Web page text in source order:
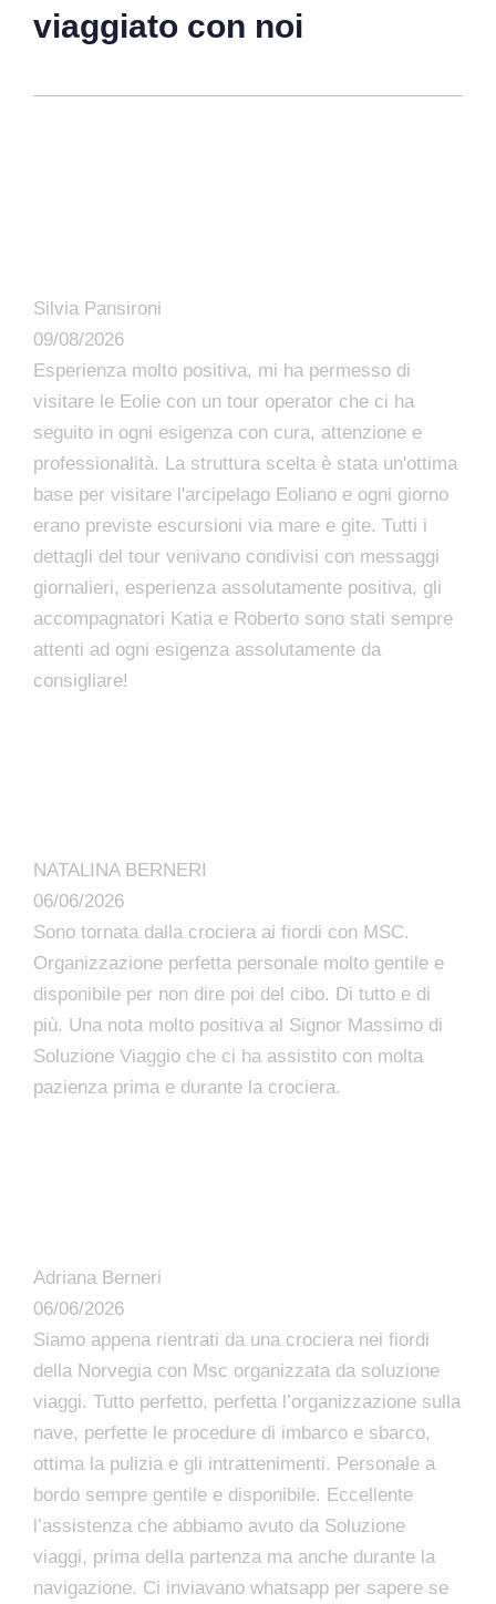
viaggiato con noi
Silvia Pansironi
09/08/2026
Esperienza molto positiva, mi ha permesso di
visitare le Eolie con un tour operator che ci ha
seguito in ogni esigenza con cura, attenzione e
professionalità. La struttura scelta è stata un'ottima
base per visitare l'arcipelago Eoliano e ogni giorno
erano previste escursioni via mare e gite. Tutti i
dettagli del tour venivano condivisi con messaggi
giornalieri, esperienza assolutamente positiva, gli
accompagnatori Katia e Roberto sono stati sempre
attenti ad ogni esigenza assolutamente da
consigliare!
NATALINA BERNERI
06/06/2026
Sono tornata dalla crociera ai fiordi con MSC.
Organizzazione perfetta personale molto gentile e
disponibile per non dire poi del cibo. Di tutto e di
più. Una nota molto positiva al Signor Massimo di
Soluzione Viaggio che ci ha assistito con molta
pazienza prima e durante la crociera.
Adriana Berneri
06/06/2026
Siamo appena rientrati da una crociera nei fiordi
della Norvegia con Msc organizzata da soluzione
viaggi. Tutto perfetto, perfetta l’organizzazione sulla
nave, perfette le procedure di imbarco e sbarco,
ottima la pulizia e gli intrattenimenti. Personale a
bordo sempre gentile e disponibile. Eccellente
l’assistenza che abbiamo avuto da Soluzione
viaggi, prima della partenza ma anche durante la
navigazione. Ci inviavano whatsapp per sapere se